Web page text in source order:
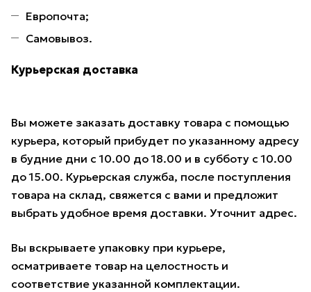
Европочта;
Самовывоз.
Курьерская доставка
Вы можете заказать доставку товара с помощью
курьера, который прибудет по указанному адресу
в будние дни с 10.00 до 18.00 и в субботу с 10.00
до 15.00. Курьерская служба, после поступления
товара на склад, свяжется с вами и предложит
выбрать удобное время доставки. Уточнит адрес.
Вы вскрываете упаковку при курьере,
осматриваете товар на целостность и
соответствие указанной комплектации.